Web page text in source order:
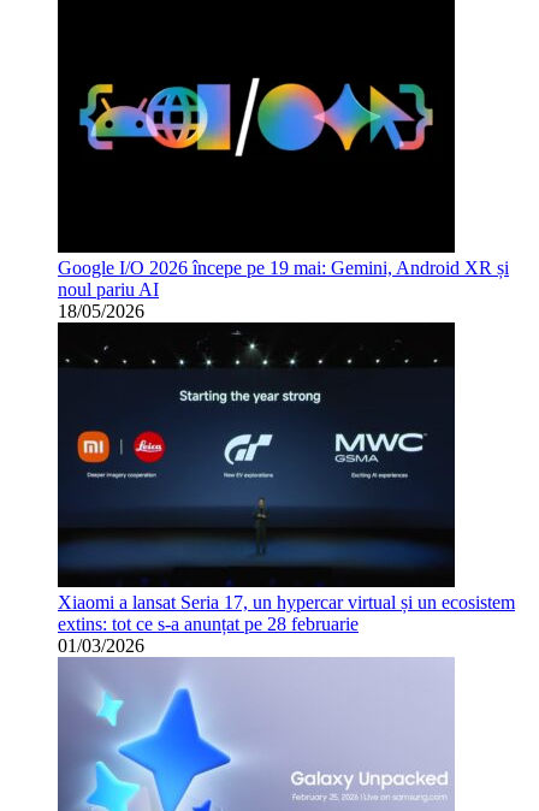
Google I/O 2026 începe pe 19 mai: Gemini, Android XR și
noul pariu AI
18/05/2026
Xiaomi a lansat Seria 17, un hypercar virtual și un ecosistem
extins: tot ce s-a anunțat pe 28 februarie
01/03/2026